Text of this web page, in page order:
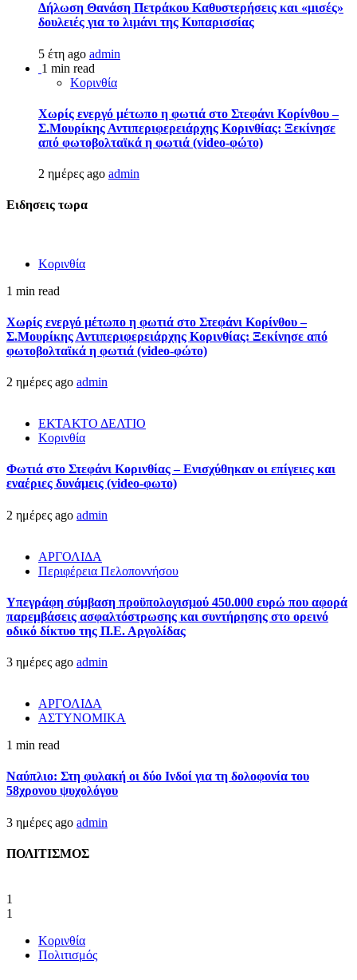
Δήλωση Θανάση Πετράκου Καθυστερήσεις και «μισές»
δουλειές για το λιμάνι της Κυπαρισσίας
5 έτη ago admin
1 min read
Κορινθία
Χωρίς ενεργό μέτωπο η φωτιά στο Στεφάνι Κορίνθου –
Σ.Μουρίκης Αντιπεριφερειάρχης Κορινθίας: Ξεκίνησε
από φωτοβολταϊκά η φωτιά (video-φώτο)
2 ημέρες ago admin
Ειδησεις τωρα
Κορινθία
1 min read
Χωρίς ενεργό μέτωπο η φωτιά στο Στεφάνι Κορίνθου –
Σ.Μουρίκης Αντιπεριφερειάρχης Κορινθίας: Ξεκίνησε από
φωτοβολταϊκά η φωτιά (video-φώτο)
2 ημέρες ago admin
ΕΚΤΑΚΤΟ ΔΕΛΤΙΟ
Κορινθία
Φωτιά στο Στεφάνι Κορινθίας – Ενισχύθηκαν οι επίγειες και
εναέριες δυνάμεις (video-φωτο)
2 ημέρες ago admin
ΑΡΓΟΛΙΔΑ
Περιφέρεια Πελοποννήσου
Υπεγράφη σύμβαση προϋπολογισμού 450.000 ευρώ που αφορά
παρεμβάσεις ασφαλτόστρωσης και συντήρησης στο ορεινό
οδικό δίκτυο της Π.Ε. Αργολίδας
3 ημέρες ago admin
ΑΡΓΟΛΙΔΑ
ΑΣΤΥΝΟΜΙΚΑ
1 min read
Ναύπλιο: Στη φυλακή οι δύο Ινδοί για τη δολοφονία του
58χρονου ψυχολόγου
3 ημέρες ago admin
ΠΟΛΙΤΙΣΜΟΣ
1
1
Κορινθία
Πολιτισμός